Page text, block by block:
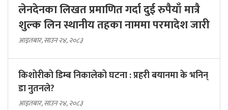
लेनदेनका लिखत प्रमाणित गर्दा दुई रुपैयाँ मात्रै
शुल्क लिन स्थानीय तहका नाममा परमादेश जारी
आइतबार, साउन २४, २०८३
किशोरीको डिम्ब निकालेको घटना : प्रहरी बयानमा के भनिन्
डा नुतनले?
आइतबार, साउन २४, २०८३